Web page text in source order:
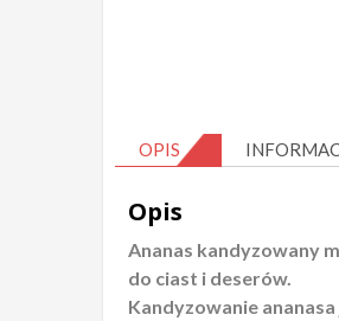
OPIS
Opis
Ananas kandyzowany
do ciast i deserów.
Kandyzowanie